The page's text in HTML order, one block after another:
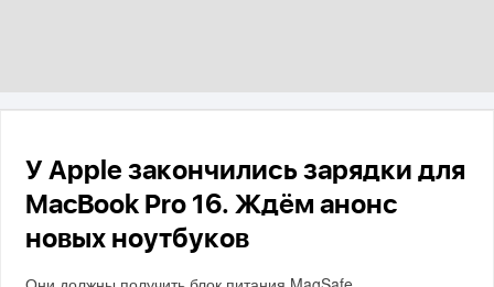
У Apple закончились зарядки для
MacBook Pro 16. Ждём анонс
новых ноутбуков